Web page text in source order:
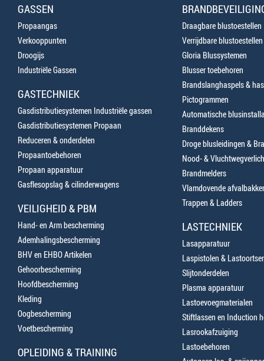
GASSEN
Propaangas
Verkooppunten
Droogijs
Industriële Gassen
GASTECHNIEK
Gasdistributiesystemen Industriële gassen
Gasdistributiesystemen Propaan
Reduceren & onderdelen
Propaantoebehoren
Propaan apparatuur
Gasflesopslag & cilinderwagens
VEILIGHEID & PBM
Hand- en Arm bescherming
Ademhalingsbescherming
BHV en EHBO Artikelen
Gehoorbescherming
Hoofdbescherming
Kleding
Oogbescherming
Voetbescherming
OPLEIDING & TRAINING
Draagbare blustoestellen
Verrijdbare blustoestellen
Gloria Blussystemen
Blusser toebehoren
Brandslanghaspels &
Pictogrammen
Automatische
Branddekens
Droge blusleidingen &
Nood- &
Brandmelders
Vlamdovende
Trappen & Ladders
LASTECHNIEK
Lasapparatuur
Laspistolen &
Slijtonderdelen
Plasma apparatuur
Lastoevoegmaterialen
Stiftlassen en Induction
Lasrookafzuiging
Lastoebehoren